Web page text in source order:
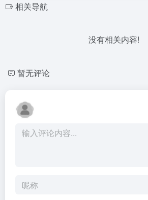
相关导航
没有相关内容!
暂无评论